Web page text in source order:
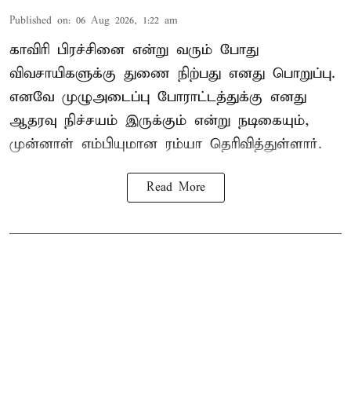
Published on: 06 Aug 2026, 1:22 am
காவிரி பிரச்சினை என்று வரும் போது
விவசாயிகளுக்கு துணை நிற்பது எனது பொறுப்பு.
எனவே முழுஅடைப்பு போராட்டத்துக்கு எனது
ஆதரவு நிச்சயம் இருக்கும் என்று நடிகையும்,
முன்னாள் எம்பியுமான ரம்யா தெரிவித்துள்ளார்.
Read More